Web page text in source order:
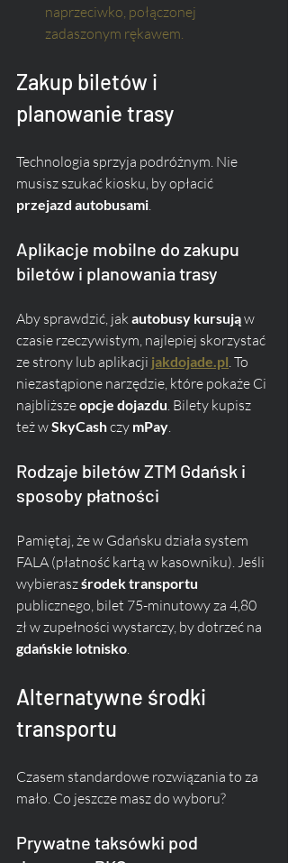
naprzeciwko, połączonej
zadaszonym rękawem.
Zakup biletów i
planowanie trasy
Technologia sprzyja podróżnym. Nie
musisz szukać kiosku, by opłacić
przejazd autobusami
Aplikacje mobilne do zakupu
biletów i planowania trasy
Aby sprawdzić, jak autobusy kursują w
czasie rzeczywistym, najlepiej skorzystać
ze strony lub aplikacji jakdojade.pl . To
niezastąpione narzędzie, które pokaże Ci
najbliższe opcje dojazdu . Bilety kupisz
też w SkyCash czy mPay
Rodzaje biletów ZTM Gdańsk i
sposoby płatności
Pamiętaj, że w Gdańsku działa system
FALA (płatność kartą w kasowniku). Jeśli
wybierasz środek transportu
publicznego, bilet 75-minutowy za 4,80
zł w zupełności wystarczy, by dotrzeć na
gdańskie lotnisko
Alternatywne środki
transportu
Czasem standardowe rozwiązania to za
mało. Co jeszcze masz do wyboru?
Prywatne taksówki pod